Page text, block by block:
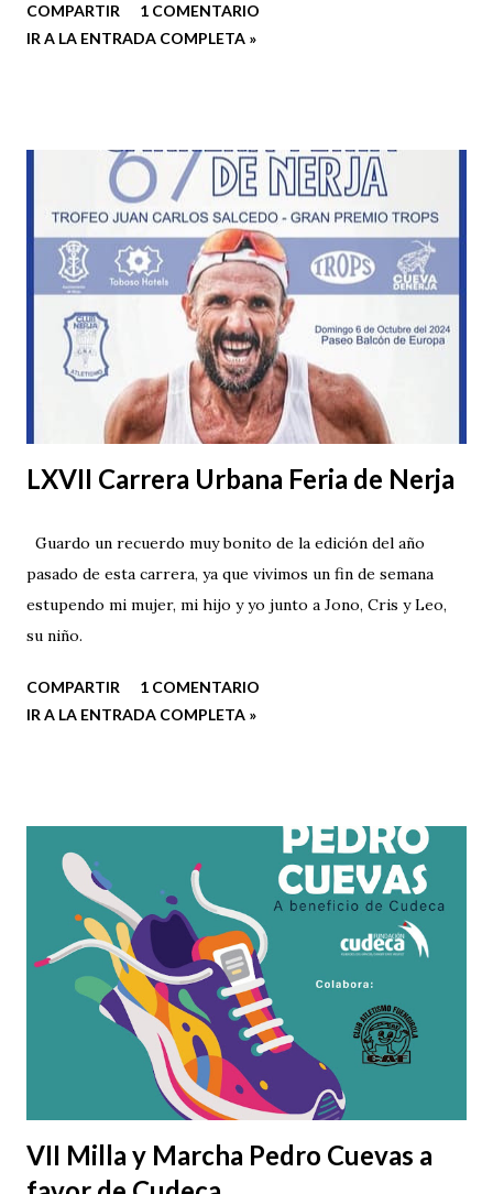
COMPARTIR
1 COMENTARIO
IR A LA ENTRADA COMPLETA »
LXVII Carrera Urbana Feria de Nerja
Guardo un recuerdo muy bonito de la edición del año
pasado de esta carrera, ya que vivimos un fin de semana
estupendo mi mujer, mi hijo y yo junto a Jono, Cris y Leo,
su niño.
COMPARTIR
1 COMENTARIO
IR A LA ENTRADA COMPLETA »
VII Milla y Marcha Pedro Cuevas a